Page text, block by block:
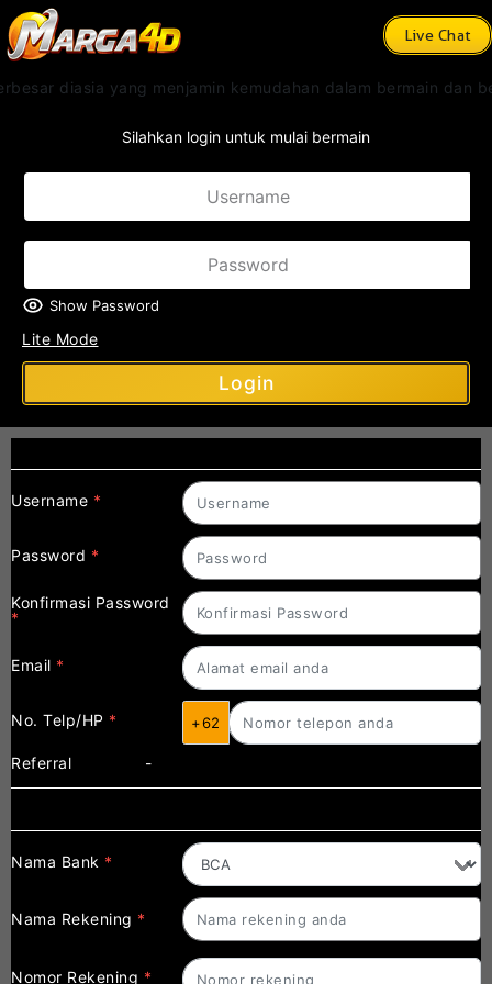
Live Chat
diasia yang menjamin kemudahan dalam bermain
Silahkan login untuk mulai bermain
Show Password
Lite Mode
Login
Username *
Password *
Konfirmasi Password
*
Email *
No. Telp/HP * +62
Referral -
Nama Bank *
Nama Rekening *
Nomor Rekening *